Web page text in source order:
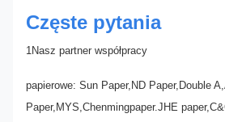
Częste pytania
1Nasz partner współpracy
papierowe: Sun Paper,ND Paper,Double
Paper,MYS,Chenmingpaper.JHE